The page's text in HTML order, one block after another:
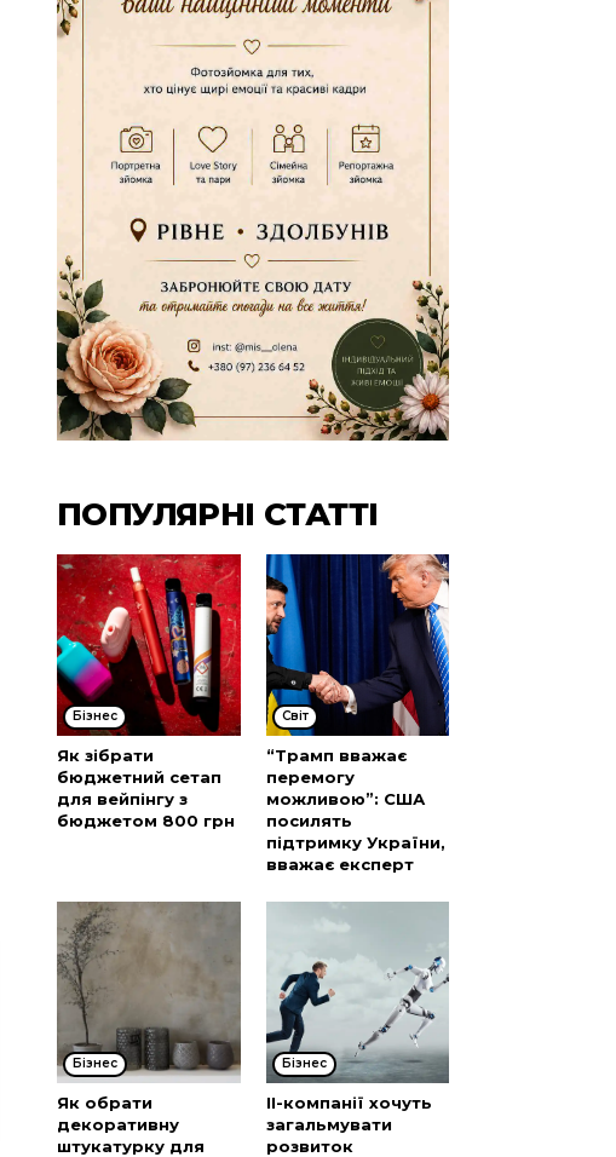
ПОПУЛЯРНІ СТАТТІ
Бізнес
Як зібрати
бюджетний сетап
для вейпінгу з
бюджетом 800 грн
Cвіт
“Трамп вважає
перемогу
можливою”: США
посилять
підтримку України,
вважає експерт
Бізнес
Як обрати
декоративну
штукатурку для
Бізнес
ІІ-компанії хочуть
загальмувати
розвиток